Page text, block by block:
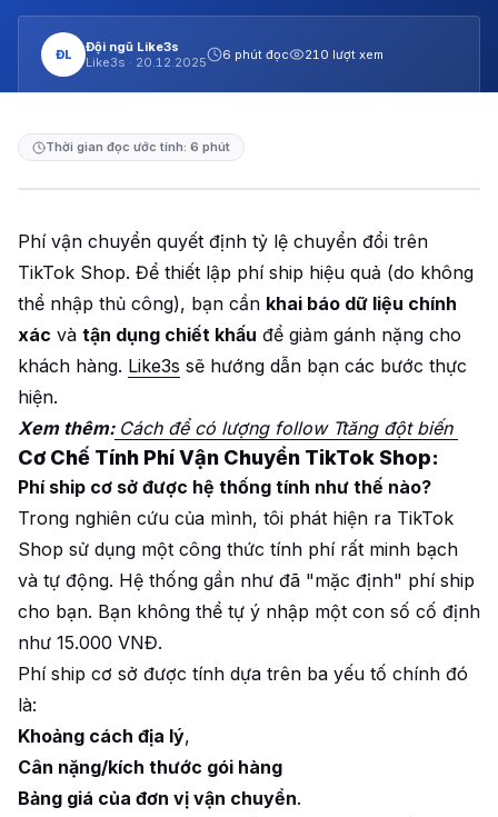
ĐL
Đội ngũ Like3s
Like3s · 20.12.2025
6 phút đọc 210 lượt xem
Thời gian đọc ước tính: 6 phút
Phí vận chuyển quyết định tỷ lệ chuyển đổi trên
TikTok Shop. Để thiết lập phí ship hiệu quả (do không
thể nhập thủ công), bạn cần khai báo dữ liệu chính
xác và tận dụng chiết khấu để giảm gánh nặng cho
khách hàng. Like3s sẽ hướng dẫn bạn các bước thực
hiện.
Xem thêm: Cách để có lượng follow Ttăng đột biến
Cơ Chế Tính Phí Vận Chuyển TikTok Shop:
Phí ship cơ sở được hệ thống tính như thế nào?
Trong nghiên cứu của mình, tôi phát hiện ra TikTok
Shop sử dụng một công thức tính phí rất minh bạch
và tự động. Hệ thống gần như đã "mặc định" phí ship
cho bạn. Bạn không thể tự ý nhập một con số cố định
như 15.000 VNĐ.
Phí ship cơ sở được tính dựa trên ba yếu tố chính đó
là:
Khoảng cách địa lý,
Cân nặng/kích thước gói hàng
Bảng giá của đơn vị vận chuyển.